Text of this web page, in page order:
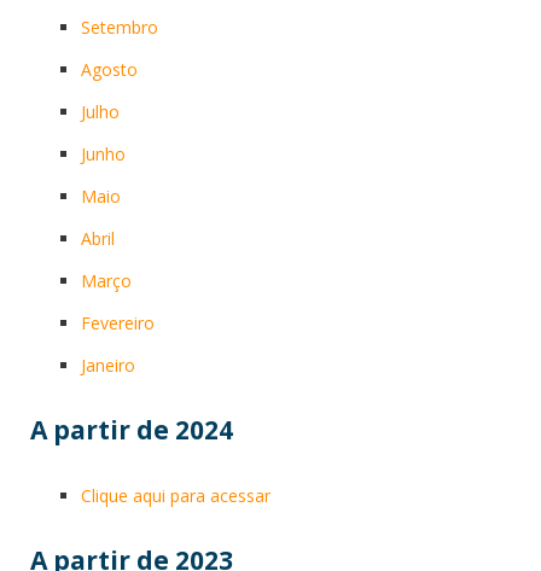
Setembro
Agosto
Julho
Junho
Maio
Abril
Março
Fevereiro
Janeiro
A partir de 2024
Clique aqui para acessar
A partir de 2023